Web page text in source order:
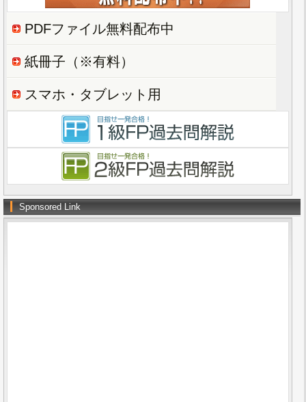
PDFファイル無料配布中
紙冊子（※有料）
スマホ・タブレット用
Sponsored Link